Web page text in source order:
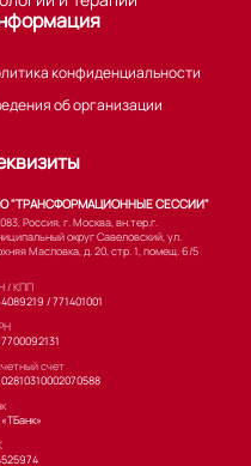
конфиденциальности
об организации
"ТРАНСФОРМАЦИОННЫЕ СЕССИИ"
Россия, г. Москва, вн.тер.г.
округ Савеловский, ул.
Масловка, д. 20, стр. 1, помещ. 6/5
/ КПП
/ 771401001
счет